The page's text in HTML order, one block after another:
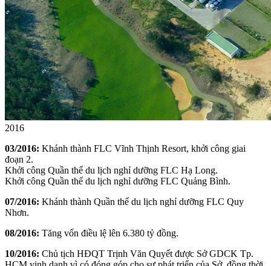
2016
03/2016: Khánh thành FLC Vĩnh Thịnh Resort, khởi công giai
đoạn 2.
Khởi công Quần thể du lịch nghỉ dưỡng FLC Hạ Long.
Khởi công Quần thể du lịch nghỉ dưỡng FLC Quảng Bình.
07/2016: Khánh thành Quần thể du lịch nghỉ dưỡng FLC Quy
Nhơn.
08/2016: Tăng vốn điều lệ lên 6.380 tỷ đồng.
10/2016: Chủ tịch HĐQT Trịnh Văn Quyết được Sở GDCK Tp.